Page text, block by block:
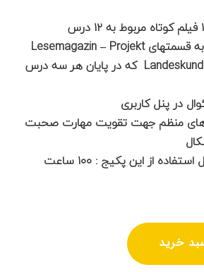
۱۲فیلم مربوط به قسمتهای Lesemagazin – Projekt
Landeskunde – Ausklang که در پایان هر سه درس
در پنل کاربری
منظم جهت تقویت مهارت صحبت
از این پکیج : ۱۰۰ ساعت
خرید